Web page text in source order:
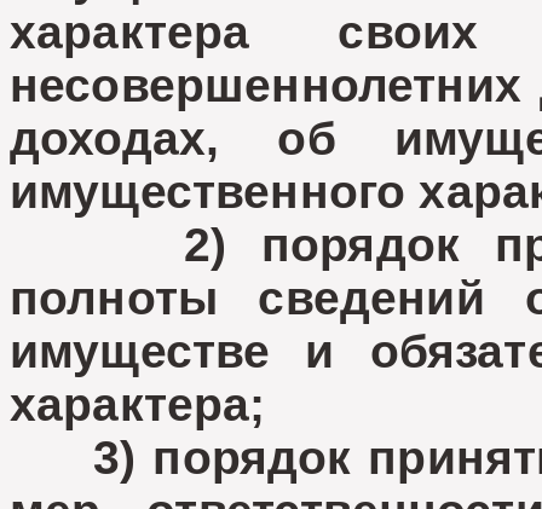
характера
доходах, об
имущественного
2) порядок
полноты сведений
имуществе и
характера;
3) порядок